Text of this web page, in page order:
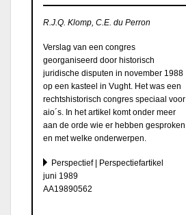
R.J.Q. Klomp, C.E. du Perron
Verslag van een congres
georganiseerd door historisch
juridische disputen in november 1988
op een kasteel in Vught. Het was een
rechtshistorisch congres speciaal voor
aio´s. In het artikel komt onder meer
aan de orde wie er hebben gesproken
en met welke onderwerpen.
Perspectief | Perspectiefartikel
juni 1989
AA19890562